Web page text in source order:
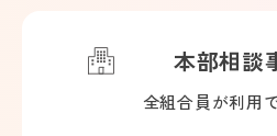
本部相談
全組合員が利用